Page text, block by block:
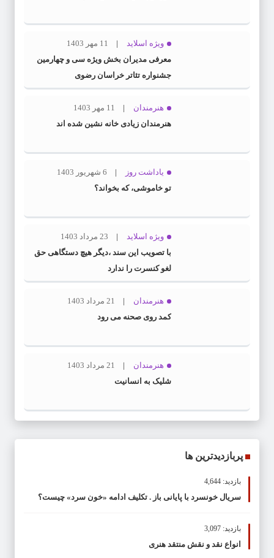
ویژه اسلاید
11 مهر 1403
معرفی مدیران بخش ویژه سی و چهارمین
جشنواره تئاتر خراسان رضوی
هنرمندان
11 مهر 1403
هنرمندان زیادی خانه نشین شده اند
یاداشت روز
6 شهریور 1403
تو خاموشی، که بخواند؟
ویژه اسلاید
23 مرداد 1403
با تصویب این سند ،دیگر هیچ دستگاهی حق
لغو کنسرت را ندارد
هنرمندان
21 مرداد 1403
کمد روی صحنه می رود
هنرمندان
21 مرداد 1403
شلیک به انسانیت
پربازدیدترین ها
بازدید: 4,644
سریال خونسرد با پایانی باز . تکلیف ادامه «خون سرد» چیست؟
بازدید: 3,097
انواع نقد و نقش منتقد هنری